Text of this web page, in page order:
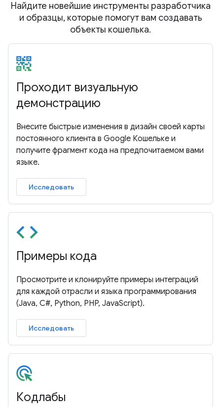
Найдите новейшие инструменты разработчика
и образцы, которые помогут вам создавать
объекты кошелька.
Проходит визуальную
демонстрацию
Внесите быстрые изменения в дизайн своей карты
постоянного клиента в Google Кошельке и
получите фрагмент кода на предпочитаемом вами
языке.
Исследовать
Примеры кода
Просмотрите и клонируйте примеры интеграций
для каждой отрасли и языка программирования
(Java, C#, Python, PHP, JavaScript).
Исследовать
Кодлабы